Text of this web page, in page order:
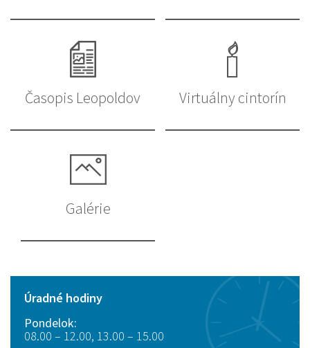
Časopis Leopoldov Virtuálny cintorín
Galérie
Úradné hodiny
Pondelok:
08.00 – 12.00, 13.00 – 15.00